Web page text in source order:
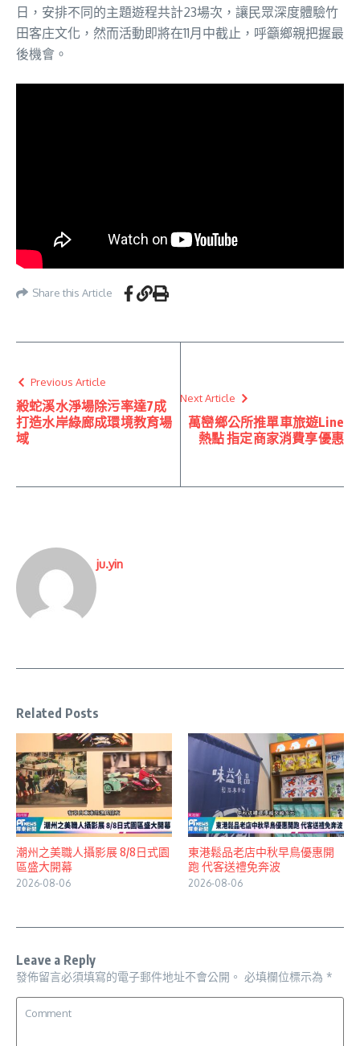
日，安排不同的主題遊程共計23場次，讓民眾深度體驗竹
田客庄文化，然而活動即將在11月中截止，呼籲鄉親把握最
後機會。
Share this Article
Previous Article
殺蛇溪水淨場除污率達7成
打造水岸綠廊成環境教育場
域
Next Article
萬巒鄉公所推單車旅遊Line
熱點 指定商家消費享優惠
ju.yin
Related Posts
潮州之美職人攝影展 8/8日式園
區盛大開幕
2026-08-06
東港鬆品老店中秋早鳥優惠開
跑 代客送禮免奔波
2026-08-06
Leave a Reply
發佈留言必須填寫的電子郵件地址不會公開。 必填欄位標示為 *